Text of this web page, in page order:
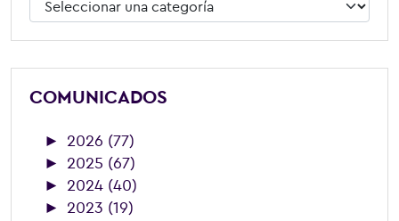
COMUNICADOS
► 2026 (77)
► 2025 (67)
► 2024 (40)
► 2023 (19)